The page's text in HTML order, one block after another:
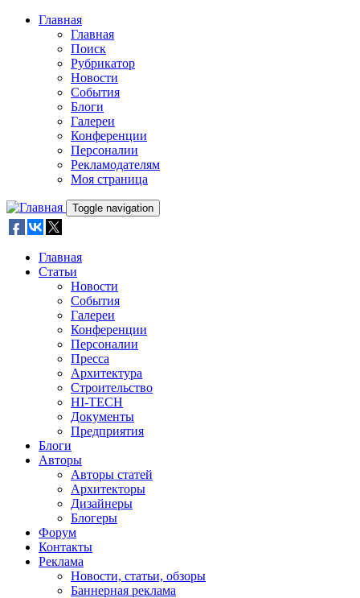
Skip to main content
Главная
Главная
Поиск
Рубрикатор
Новости
События
Блоги
Галереи
Конференции
Персоналии
Рекламодателям
Моя страница
Toggle navigation
Главная
Статьи
Новости
События
Галереи
Конференции
Персоналии
Пресса
Архитектура
Строительство
HI-TECH
Документы
Предприятия
Блоги
Авторы
Авторы статей
Архитекторы
Дизайнеры
Блогеры
Форум
Контакты
Реклама
Новости, статьи, обзоры
Баннерная реклама